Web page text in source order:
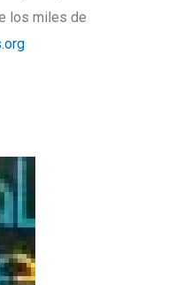
los miles de